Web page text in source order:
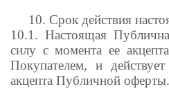
10. Срок действия
10.1. Настоящая
силу с момента ее
Покупателем, и
акцепта Публичной оферты.